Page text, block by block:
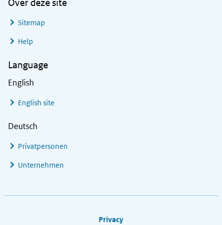
Over deze site
Sitemap
Help
Language
English
English site
Deutsch
Privatpersonen
Unternehmen
Privacy